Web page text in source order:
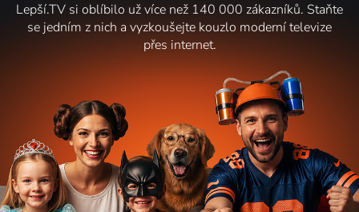
Lepší.TV si oblíbilo už více než 140 000 zákazníků. Staňte
se jedním z nich a vyzkoušejte kouzlo moderní televize
přes internet.